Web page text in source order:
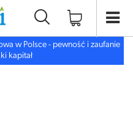
w Polsce - pewność i zaufanie
kapitał